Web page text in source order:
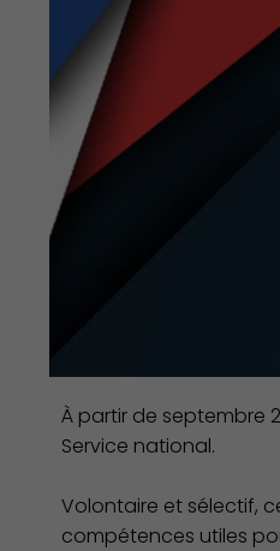
À partir de septembre
Service national.
Volontaire et sélectif,
compétences utiles